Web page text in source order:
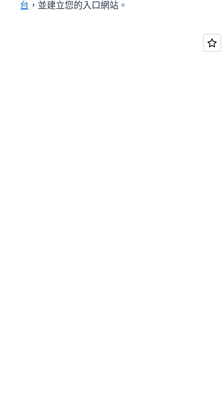
台 ，並建立您的入口網站。